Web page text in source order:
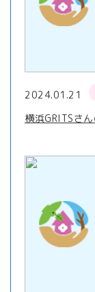
2024.01.21
横浜GRITSさ